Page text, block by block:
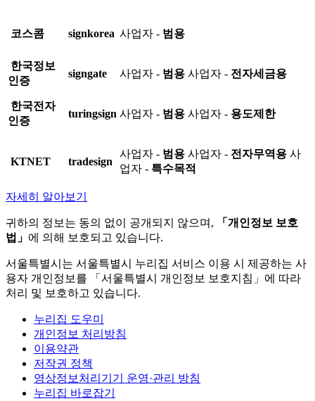
코스콤 signkorea 사업자 - 범용
한국정보
인증
signgate 사업자 - 범용 사업자 - 전자세금용
한국전자
인증
turingsign 사업자 - 범용 사업자 - 용도제한
KTNET tradesign
사업자 - 범용 사업자 - 전자무역용 사
업자 - 특수목적
자세히 알아보기
귀하의 정보는 동의 없이 공개되지 않으며,
「개인정보 보호
법」 에 의해 보호되고 있습니다.
서울특별시는 서울특별시 누리집 서비스 이용 시 제공하는 사
용자 개인정보를 「서울특별시 개인정보 보호지침」에 따라
처리 및 보호하고 있습니다.
누리집 도우미
개인정보 처리방침
이용약관
저작권 정책
영상정보처리기기 운영·관리 방침
누리집 바로잡기